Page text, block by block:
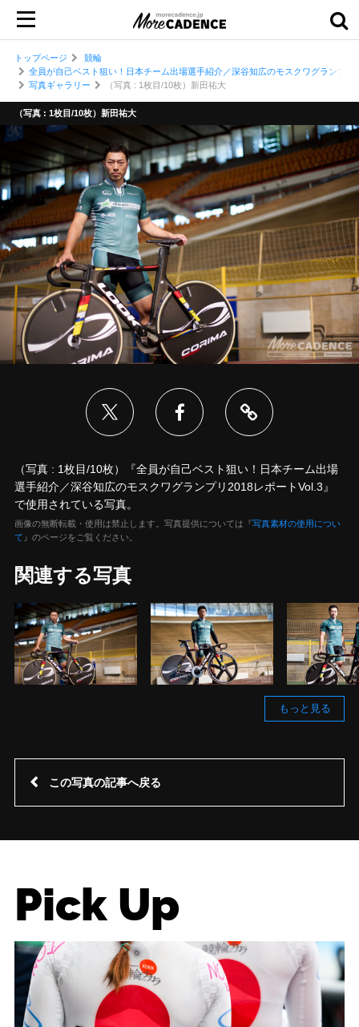
トップページ
競輪
全員が自己ベスト狙い！日本チーム出場選手紹介／深谷知広のモスクワグランプリ
写真ギャラリー
（写真 : 1枚目/10枚）新田祐大
（写真 : 1枚目/10枚）新田祐大
（写真 : 1枚目/10枚）『全員が自己ベスト狙い！日本チーム出場
選手紹介／深谷知広のモスクワグランプリ2018レポートVol.3』
で使用されている写真。
画像の無断転載・使用は禁止します。写真提供については『写真素材の使用につい
て 』のページをご覧ください。
関連する写真
もっと見る
この写真の記事へ戻る
Pick Up